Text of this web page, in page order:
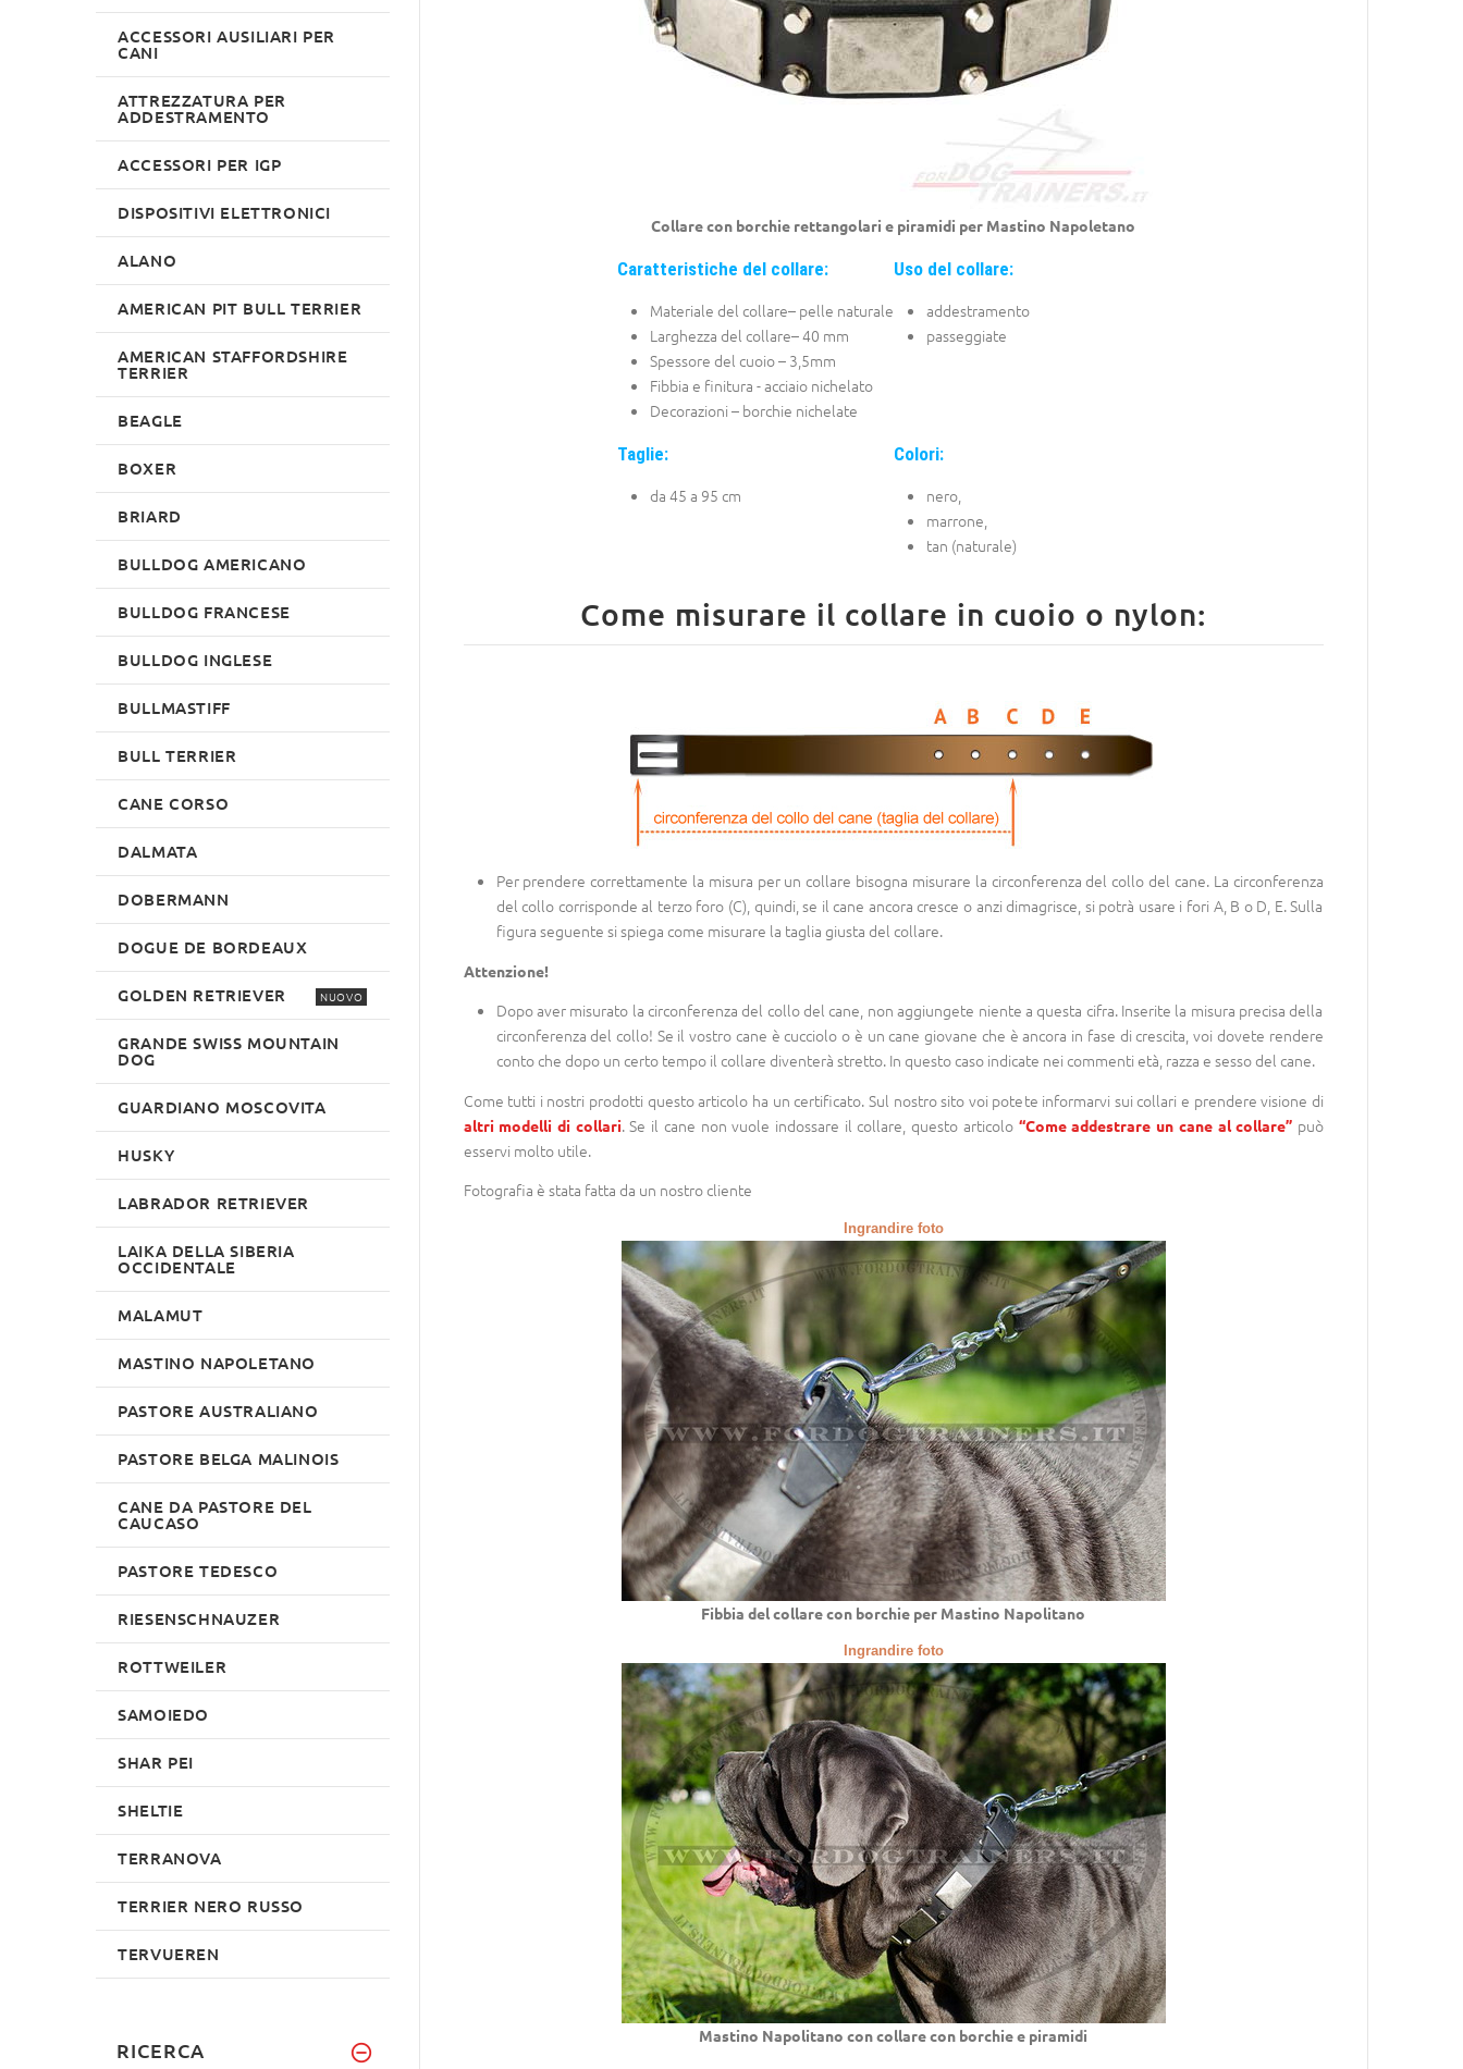
Collare con borchie rettangolari e piramidi per Mastino Napoletano
Caratteristiche del collare:
Materiale del collare– pelle naturale
Larghezza del collare– 40 mm
Spessore del cuoio – 3,5mm
Fibbia e finitura - acciaio nichelato
Decorazioni – borchie nichelate
Uso del collare:
addestramento
passeggiate
Taglie:
da 45 a 95 cm
Colori:
nero,
marrone,
tan (naturale)
Come misurare il collare in cuoio o nylon:
Per prendere correttamente la misura per un collare bisogna misurare la circonferenza del collo del cane. La circonferenza
del collo corrisponde al terzo foro (C), quindi, se il cane ancora cresce o anzi dimagrisce, si potrà usare i fori A, B o D, E. Sulla
figura seguente si spiega come misurare la taglia giusta del collare.
Attenzione!
Dopo aver misurato la circonferenza del collo del cane, non aggiungete niente a questa cifra. Inserite la misura precisa della
circonferenza del collo! Se il vostro cane è cucciolo o è un cane giovane che è ancora in fase di crescita, voi dovete rendere
conto che dopo un certo tempo il collare diventerà stretto. In questo caso indicate nei commenti età, razza e sesso del cane.
Come tutti i nostri prodotti questo articolo ha un certificato. Sul nostro sito voi potete informarvi sui collari e prendere visione di
altri modelli di collari. Se il cane non vuole indossare il collare, questo articolo “Come addestrare un cane al collare” può
esservi molto utile.
Fotografia è stata fatta da un nostro cliente
Ingrandire foto
Fibbia del collare con borchie per Mastino Napolitano
Ingrandire foto
Mastino Napolitano con collare con borchie e piramidi
ACCESSORI AUSILIARI PER
CANI
ATTREZZATURA PER
ADDESTRAMENTO
ACCESSORI PER IGP
DISPOSITIVI ELETTRONICI
ALANO
AMERICAN PIT BULL TERRIER
AMERICAN STAFFORDSHIRE
TERRIER
BEAGLE
BOXER
BRIARD
BULLDOG AMERICANO
BULLDOG FRANCESE
BULLDOG INGLESE
BULLMASTIFF
BULL TERRIER
CANE CORSO
DALMATA
DOBERMANN
DOGUE DE BORDEAUX
GOLDEN RETRIEVER NUOVO
GRANDE SWISS MOUNTAIN
DOG
GUARDIANO MOSCOVITA
HUSKY
LABRADOR RETRIEVER
LAIKA DELLA SIBERIA
OCCIDENTALE
MALAMUT
MASTINO NAPOLETANO
PASTORE AUSTRALIANO
PASTORE BELGA MALINOIS
CANE DA PASTORE DEL
CAUCASO
PASTORE TEDESCO
RIESENSCHNAUZER
ROTTWEILER
SAMOIEDO
SHAR PEI
SHELTIE
TERRANOVA
TERRIER NERO RUSSO
TERVUEREN
RICERCA